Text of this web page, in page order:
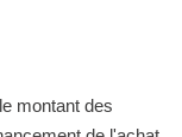
montant des